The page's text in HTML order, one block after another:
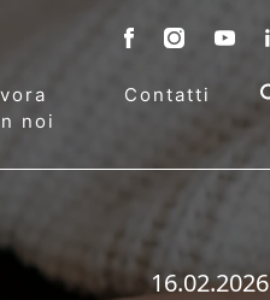
noi
Contatti
16.02.2026